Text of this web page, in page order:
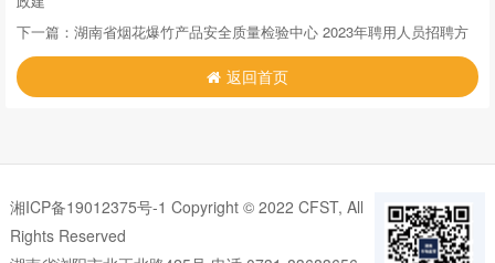
下一篇： 湖南省烟花爆竹产品安全质量检验中心 2023年聘用人员招聘方
返回首页
湘ICP备19012375号-1 Copyright © 2022 CFST, All
Rights Reserved